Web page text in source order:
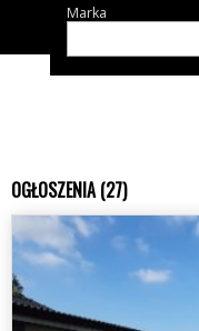
Marka
OGŁOSZENIA (27)